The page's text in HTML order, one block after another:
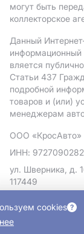
могут быть
коллекторское
Данный
информационный
вляется
Статьи 437
подробной
товаров и (или)
менеджерам
ООО «КросАвто»
ИНН: 9727090282
ул. Шверника, д.
117449
Политика в
Согласие на
Правовая
cookies